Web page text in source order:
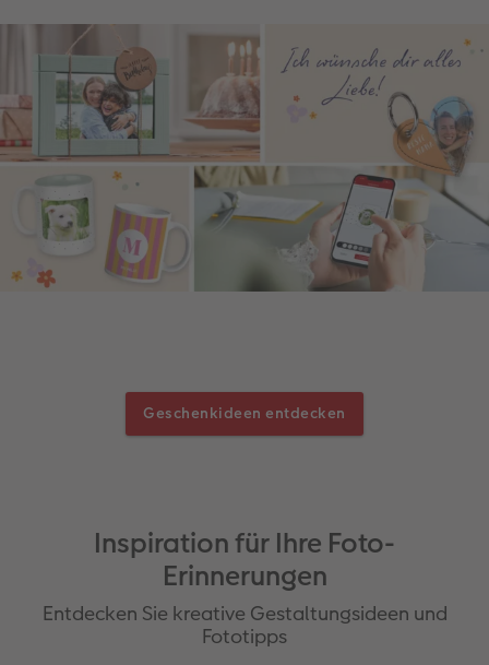
Geschenkideen entdecken
Inspiration für Ihre Foto-
Erinnerungen
Entdecken Sie kreative Gestaltungsideen und
Fototipps